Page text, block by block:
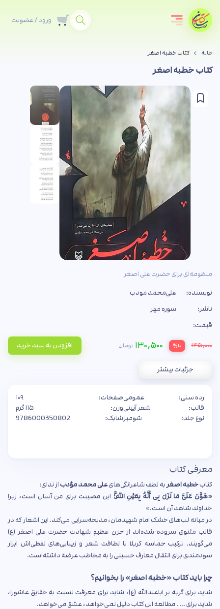
ورود / عضویت
خانه کتاب خطبه اصغر
کتاب خطبه اصغر
منظومه‌ای برای حضرت علی اصغر
نویسنده:
علی‌محمد مودب
ناشر:
سوره مهر
قیمت:
۱۴۵,۰۰۰ %۱۰ ۱۳۰,۵۰۰ تومان افزودن به سبد خرید
جزئیات بیشتر
رده سنی:
عمومی
قالب:
شعر آیینی
نوع جلد:
شومیز
صفحات:
۱۰۹
وزن:
۱۱۵ گرم
شابک:
9786000350802
معرفی کتاب
کتابخطبه اصغر به لطف شاعرانگی‌هایعلی محمد مؤدب از ندای:
«هَوَّنَ عَلَیَّ مَا نَزَلَ بِی أَنَّهُ بِعَیْنِ اللَّهِ؛ این مصیبت برای من آسان است، زیرا
خداوند شاهد آن است.»
در میانه لب‌های خشک امام شهیدمان، مدیحه‌سرایی می‌کند. این اشعار که در
قالب مثنوی سروده شده‌اند از حزن عظیم شهادت حضرت علی اصغر (ع)
می‌گویند. ترکیب حماسه کربلا با لطافت شعر و زیبایی‌های لفظی‌اش ابزار
سودمندی برای انتقال معارف حسینی را به مخاطب عرضه داشته‌است.
چرا باید کتاب «خطبه اصغر» را بخوانیم؟
شاید برای گریه بر اباعبدالله (ع)، شاید برای معرفت نسبت به حقایق عاشورا،
شاید برای ... . مطالعه این کتاب دلیل نمی‌خواهد، عشق می‌خواهد.